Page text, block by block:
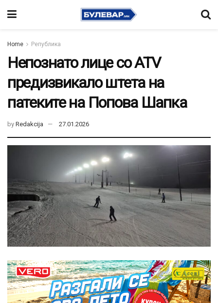
Home Република
Непознато лице со ATV
предизвикало штета на
патеките на Попова Шапка
by Redakcija 27.01.2026